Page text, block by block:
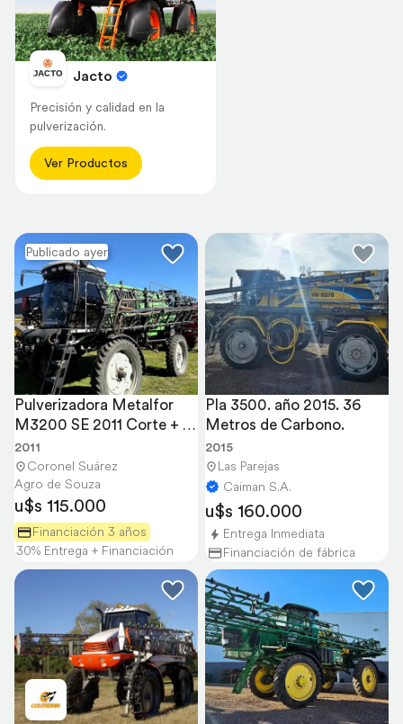
Publicado ayer
Pulverizadora Metalfor
M3200 SE 2011 Corte +
Piloto
2011
Coronel Suárez
Agro de Souza
u$s 115.000
Financiación 3 años
30% Entrega + Financiación
Pla 3500. año 2015. 36
Metros de Carbono.
2015
Las Parejas
Caiman S.A.
u$s 160.000
Entrega Inmediata
Financiación de fábrica
Jacto
Precisión y calidad en la
pulverización.
Ver Productos